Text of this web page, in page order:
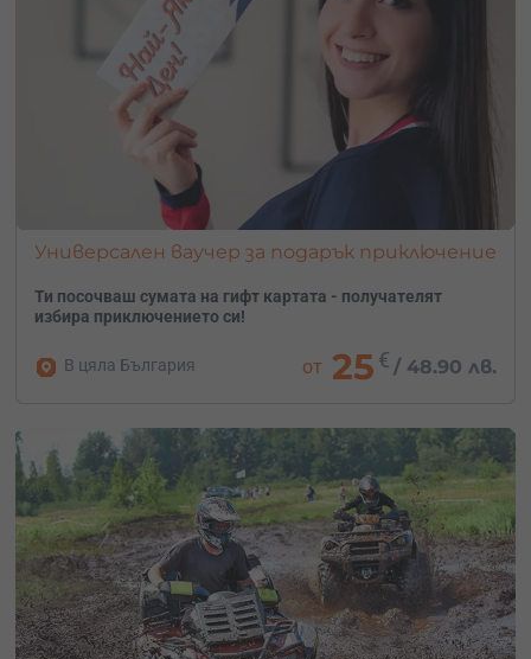
Универсален ваучер за подарък приключение
Ти посочваш сумата на гифт картата - получателят
избира приключението си!
В цяла България от 25 € /48.90 лв.